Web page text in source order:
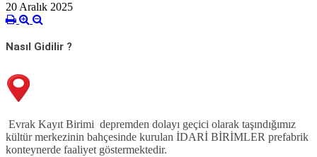
20 Aralık 2025
Nasıl Gidilir ?
Evrak Kayıt Birimi depremden dolayı geçici olarak taşındığımız
kültür merkezinin bahçesinde kurulan İDARİ BİRİMLER prefabrik
konteynerde faaliyet göstermektedir.